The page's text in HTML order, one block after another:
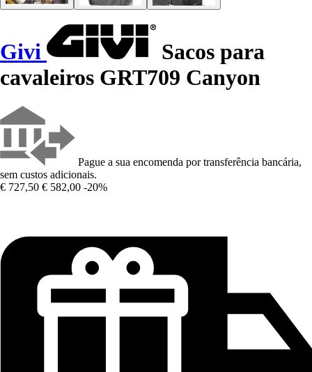
Givi
Sacos para
cavaleiros GRT709 Canyon
Pague a sua encomenda por transferência bancária,
sem custos adicionais.
€ 727,50 € 582,00 -20%